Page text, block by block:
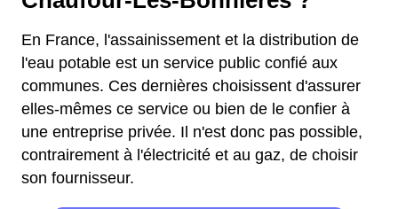
En France, l'assainissement et la distribution de
l'eau potable est un service public confié aux
communes. Ces dernières choisissent d'assurer
elles-mêmes ce service ou bien de le confier à
une entreprise privée. Il n'est donc pas possible,
contrairement à l'électricité et au gaz, de choisir
son fournisseur.